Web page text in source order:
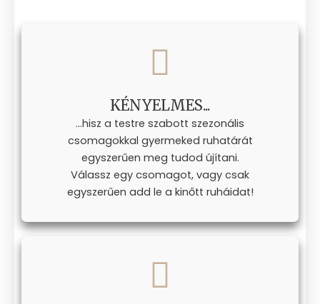
KÉNYELMES...
...hisz a testre szabott szezonális
csomagokkal gyermeked ruhatárát
egyszerűen meg tudod újítani.
Válassz egy csomagot, vagy csak
egyszerűen add le a kinőtt ruháidat!